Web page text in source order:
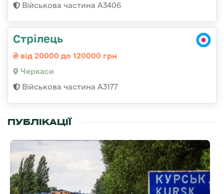
Військова частина А3406
Стрілець
від 20000 до 120000 грн
Черкаси
Військова частина А3177
ПУБЛІКАЦІЇ